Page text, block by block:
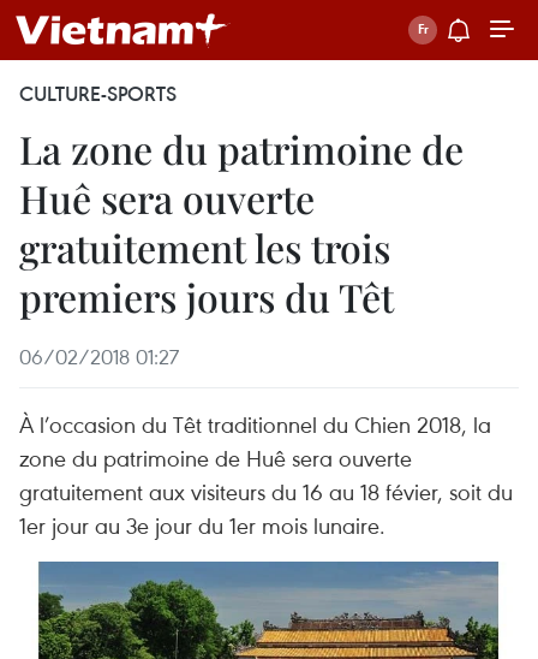
CULTURE-SPORTS
La zone du patrimoine de
Huê sera ouverte
gratuitement les trois
premiers jours du Têt
06/02/2018 01:27
À l’occasion du Têt traditionnel du Chien 2018, la
zone du patrimoine de Huê sera ouverte
gratuitement aux visiteurs du 16 au 18 févier, soit du
1er jour au 3e jour du 1er mois lunaire.